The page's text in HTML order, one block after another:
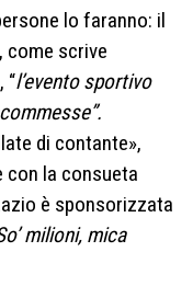
lo faranno: il
come scrive
“l’evento sportivo
di contante»,
con la consueta
è sponsorizzata
milioni, mica